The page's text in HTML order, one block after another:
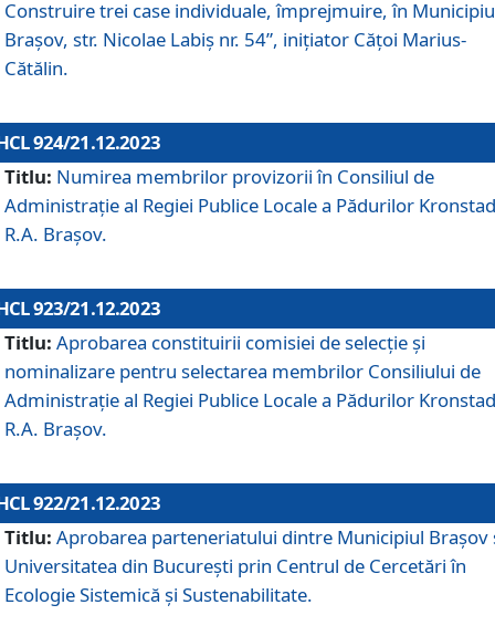
Construire trei case individuale, împrejmuire, în
Brașov, str. Nicolae Labiș nr. 54”, inițiator Cățoi Marius-
Cătălin.
924/21.12.2023
Titlu: Numirea membrilor provizorii în Consiliul de
Administraţie al Regiei Publice Locale a Pădurilor
R.A. Brașov.
923/21.12.2023
Titlu: Aprobarea constituirii comisiei de selecție și
nominalizare pentru selectarea membrilor Consiliului de
Administrație al Regiei Publice Locale a Pădurilor
R.A. Brașov.
922/21.12.2023
Titlu: Aprobarea parteneriatului dintre Municipiul Brașov
Universitatea din București prin Centrul de Cercetări în
Ecologie Sistemică și Sustenabilitate.